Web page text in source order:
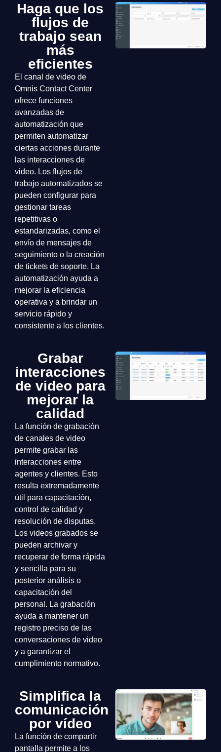
Haga que los
flujos de
trabajo sean
más
eficientes
El canal de video de
Omnis Contact Center
ofrece funciones
avanzadas de
automatización que
permiten automatizar
ciertas acciones durante
las interacciones de
video. Los flujos de
trabajo automatizados se
pueden configurar para
gestionar tareas
repetitivas o
estandarizadas, como el
envío de mensajes de
seguimiento o la creación
de tickets de soporte. La
automatización ayuda a
mejorar la eficiencia
operativa y a brindar un
servicio rápido y
consistente a los clientes.
Grabar
interacciones
de video para
mejorar la
calidad
La función de grabación
de canales de video
permite grabar las
interacciones entre
agentes y clientes. Esto
resulta extremadamente
útil para capacitación,
control de calidad y
resolución de disputas.
Los videos grabados se
pueden archivar y
recuperar de forma rápida
y sencilla para su
posterior análisis o
capacitación del
personal. La grabación
ayuda a mantener un
registro preciso de las
conversaciones de video
y a garantizar el
cumplimiento normativo.
Simplifica la
comunicación
por vídeo
La función de compartir
pantalla permite a los